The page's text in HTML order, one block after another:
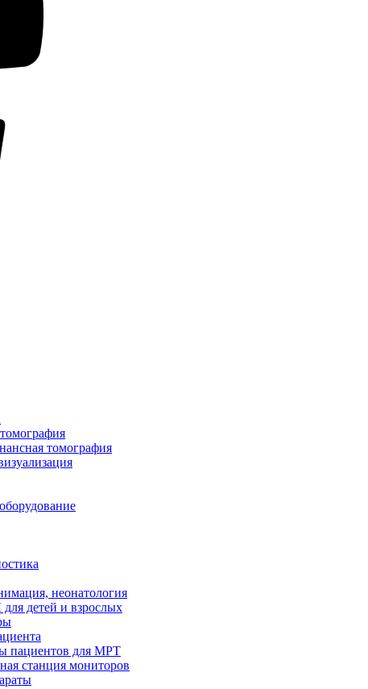
томография
неонатология
детей и взрослых
пациентов для МРТ
станция мониторов